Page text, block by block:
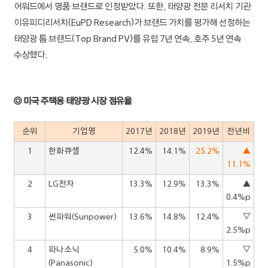
어워드에서 명품 브랜드로 인정받았다. 또한, 태양광 전문 리서치 기관
이유피디리서치(EuPD Research)가 브랜드 가치를 평가해 선정하는
태양광 톱 브랜드(Top Brand PV)를 유럽 7년 연속, 호주 5년 연속
수상했다.
◎ 미국 주택용 태양광 시장 점유율
순위 기업명 2017년 2018년 2019년 전년비
1 한화큐셀 12.4% 14.1% 25.2%
▲
11.1%
2 LG전자 13.3% 12.9% 13.3%
▲
0.4%p
3 썬파워(Sunpower) 13.6% 14.8% 12.4%
▽
2.5%p
4
파나소닉
(Panasonic)
5.0% 10.4% 8.9%
▽
1.5%p